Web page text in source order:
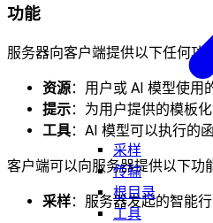
采样
传输
根目录
工具
功能
服务器向客户端提供以下任何功
资源：用户或 AI 模型使用
提示：为用户提供的模板
工具：AI 模型可以执行的
客户端可以向服务器提供以下功
采样：服务器发起的智能